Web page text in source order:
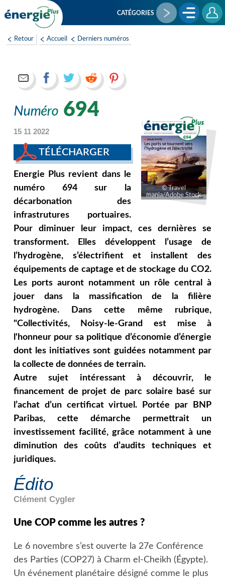
au
CATÉGORIES
Retour Accueil Derniers numéros
Travel
mania/Adobe Stock
694
15 11 2022
TÉLÉCHARGER
Energie Plus revient dans le
numéro 694 sur la
décarbonation des
infrastrutures portuaires.
Pour diminuer leur impact, ces dernières se
transforment. Elles développent l’usage de
l’hydrogène, s’électrifient et installent des
équipements de captage et de stockage du CO2.
Les ports auront notamment un rôle central à
jouer dans la massification de la filière
hydrogène. Dans cette même rubrique,
"Collectivités, Noisy-le-Grand est mise à
l'honneur pour sa politique d’économie d’énergie
dont les initiatives sont guidées notamment par
la collecte de données de terrain.
Autre sujet intéressant à découvrir, le
financement de projet de parc solaire basé sur
l’achat d’un certificat virtuel. Portée par BNP
Paribas, cette démarche permettrait un
investissement facilité, grâce notamment à une
diminution des coûts d’audits techniques et
juridiques.
Édito
Clément Cygler
Une COP comme les autres ?
Le 6 novembre s’est ouverte la 27e Conférence
des Parties (COP27) à Charm el-Cheikh (Égypte).
Un événement planétaire désigné comme le plus